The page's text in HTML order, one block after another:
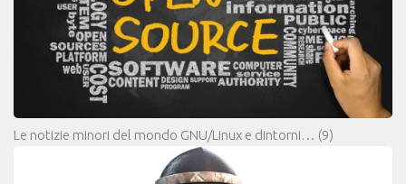
Le notizie minori del mondo GNU/Linux e dintorni… (9)